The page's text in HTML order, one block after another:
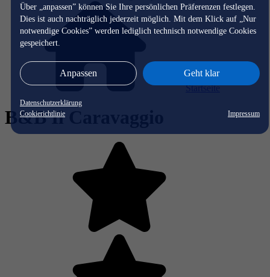
Über „anpassen” können Sie Ihre persönlichen Präferenzen festlegen.
Dies ist auch nachträglich jederzeit möglich. Mit dem Klick auf „Nur
notwendige Cookies” werden lediglich technisch notwendige Cookies
gespeichert.
Anpassen Geht klar
Datenschutzerklärung
Cookierichtlinie
Impressum
Startseite
B&B Il Caravaggio